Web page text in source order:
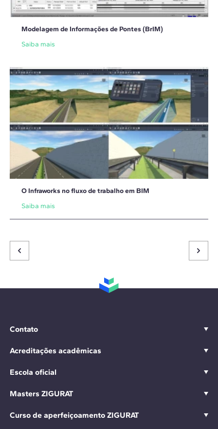
Modelagem de Informações de Pontes (BrIM)
Saiba mais
O Infraworks no fluxo de trabalho em BIM
Saiba mais
Contato
Acreditações acadêmicas
Escola oficial
Masters ZIGURAT
Curso de aperfeiçoamento ZIGURAT